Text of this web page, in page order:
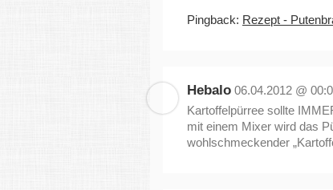
Pingback: Rezept -
Hebalo 06.04.2012 @
Kartoffelpürree sollte
mit einem Mixer wird das
wohlschmeckender